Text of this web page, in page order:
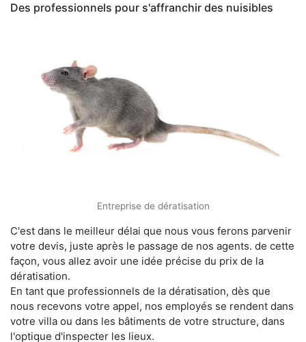
Des professionnels pour s'affranchir des nuisibles
Entreprise de dératisation
C'est dans le meilleur délai que nous vous ferons parvenir
votre devis, juste après le passage de nos agents. de cette
façon, vous allez avoir une idée précise du prix de la
dératisation.
En tant que professionnels de la dératisation, dès que
nous recevons votre appel, nos employés se rendent dans
votre villa ou dans les bâtiments de votre structure, dans
l'optique d'inspecter les lieux.